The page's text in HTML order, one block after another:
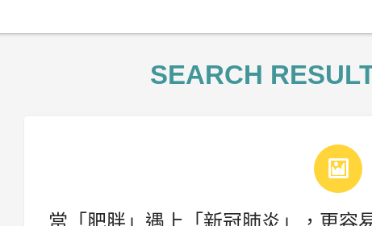
SEARCH
當「肥胖」遇上「新冠肺炎」，更容